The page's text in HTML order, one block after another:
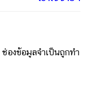
ช่องข้อมูลจำเป็นถูกทำ